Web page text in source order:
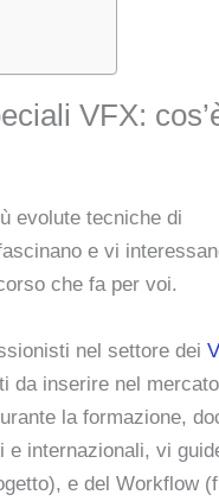
VFX:
evolute tecniche di
e vi
che fa per voi.
nel settore dei
da inserire nel
la formazione,
internazionali, vi
e del Workflow